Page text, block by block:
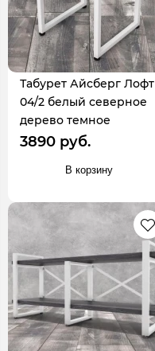
Табурет Айсберг Лофт
04/2 белый северное
дерево темное
3890 руб.
В корзину